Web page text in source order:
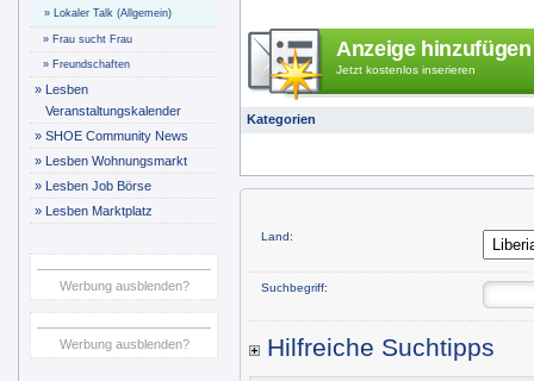
» Lokaler Talk (Allgemein)
» Frau sucht Frau
» Freundschaften
» Lesben
Veranstaltungskalender
» SHOE Community News
» Lesben Wohnungsmarkt
» Lesben Job Börse
» Lesben Marktplatz
Werbung ausblenden?
Werbung ausblenden?
Anzeige hinzufügen
Jetzt kostenlos inserieren
Kategorien
Land:
Suchbegriff:
Hilfreiche Suchtipps